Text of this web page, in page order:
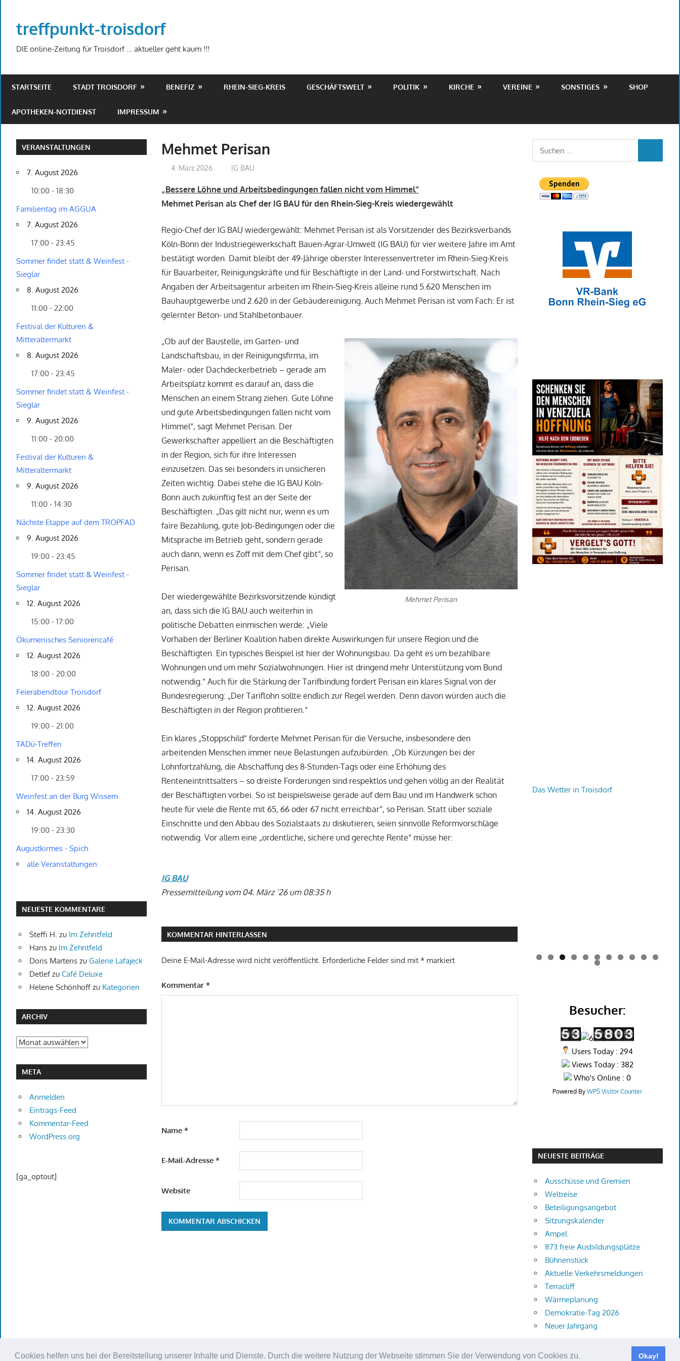
Cookies helfen uns bei der Bereitstellung unserer Inhalte und Dienste. Durch die weitere Nutzung der Webseite stimmen Sie der Verwendung von Cookies zu. Okay!
springen
treffpunkt-troisdorf
DIE online-Zeitung für Troisdorf … aktueller geht kaum !!!
STARTSEITE STADT TROISDORF BENEFIZ RHEIN-SIEG-KREIS GESCHÄFTSWELT POLITIK KIRCHE VEREINE SONSTIGES SHOP
APOTHEKEN-NOTDIENST IMPRESSUM
Mehmet Perisan
4. März 2026 treffpunkt
IG BAU
„Bessere Löhne und Arbeitsbedingungen fallen nicht vom Himmel“
Mehmet Perisan als Chef der IG BAUfür den Rhein-Sieg-Kreis wiedergewählt
Regio-Chef der IG BAU wiedergewählt: Mehmet Perisan ist als Vorsitzender des Bezirksverbands
Köln-Bonn der Industriegewerkschaft Bauen-Agrar-Umwelt (IG BAU) für vier weitere Jahre im Amt
bestätigt worden. Damit bleibt der 49-Jährige oberster Interessenvertreter im Rhein-Sieg-Kreis
für Bauarbeiter, Reinigungskräfte und für Beschäftigte in der Land- und Forstwirtschaft. Nach
Angaben der Arbeitsagentur arbeiten im Rhein-Sieg-Kreis alleine rund 5.620 Menschen im
Bauhauptgewerbe und 2.620 in der Gebäudereinigung. Auch Mehmet Perisan ist vom Fach: Er ist
gelernter Beton- und Stahlbetonbauer.
Mehmet Perisan
„Ob auf der Baustelle, im Garten- und
Landschaftsbau, in der Reinigungsfirma, im
Maler- oder Dachdeckerbetrieb – gerade am
Arbeitsplatz kommt es darauf an, dass die
Menschen an einem Strang ziehen. Gute Löhne
und gute Arbeitsbedingungen fallen nicht vom
Himmel“, sagt Mehmet Perisan. Der
Gewerkschafter appelliert an die Beschäftigten
in der Region, sich für ihre Interessen
einzusetzen. Das sei besonders in unsicheren
Zeiten wichtig. Dabei stehe die IG BAU Köln-
Bonn auch zukünftig fest an der Seite der
Beschäftigten. „Das gilt nicht nur, wenn es um
faire Bezahlung, gute Job-Bedingungen oder die
Mitsprache im Betrieb geht, sondern gerade
auch dann, wenn es Zoff mit dem Chef gibt“, so
Perisan.
Der wiedergewählte Bezirksvorsitzende kündigt
an, dass sich die IG BAU auch weiterhin in
politische Debatten einmischen werde: „Viele
Vorhaben der Berliner Koalition haben direkte Auswirkungen für unsere Region und die
Beschäftigten. Ein typisches Beispiel ist hier der Wohnungsbau. Da geht es um bezahlbare
Wohnungen und um mehr Sozialwohnungen. Hier ist dringend mehr Unterstützung vom Bund
notwendig.“ Auch für die Stärkung der Tarifbindung fordert Perisan ein klares Signal von der
Bundesregierung: „Der Tariflohn sollte endlich zur Regel werden. Denn davon würden auch die
Beschäftigten in der Region profitieren.“
Ein klares „Stoppschild“ forderte Mehmet Perisan für die Versuche, insbesondere den
arbeitenden Menschen immer neue Belastungen aufzubürden. „Ob Kürzungen bei der
Lohnfortzahlung, die Abschaffung des 8-Stunden-Tags oder eine Erhöhung des
Renteneintrittsalters – so dreiste Forderungen sind respektlos und gehen völlig an der Realität
der Beschäftigten vorbei. So ist beispielsweise gerade auf dem Bau und im Handwerk schon
heute für viele die Rente mit 65, 66 oder 67 nicht erreichbar“, so Perisan. Statt über soziale
Einschnitte und den Abbau des Sozialstaats zu diskutieren, seien sinnvolle Reformvorschläge
notwendig. Vor allem eine „ordentliche, sichere und gerechte Rente“ müsse her:
IG BAU
Pressemitteilung vom 04. März ’26 um 08:35 h
KOMMENTAR HINTERLASSEN
Deine E-Mail-Adresse wird nicht veröffentlicht. Erforderliche Felder sind mit* markiert
Kommentar*
Name*
E-Mail-Adresse*
Website
VERANSTALTUNGEN
7. August 2026
10:00 - 18:30
Familientag im AGGUA
7. August 2026
17:00 - 23:45
Sommer findet statt & Weinfest -
Sieglar
8. August 2026
11:00 - 22:00
Festival der Kulturen &
Mitteraltermarkt
8. August 2026
17:00 - 23:45
Sommer findet statt & Weinfest -
Sieglar
9. August 2026
11:00 - 20:00
Festival der Kulturen &
Mitteraltermarkt
9. August 2026
11:00 - 14:30
Nächste Etappe auf dem TROPFAD
9. August 2026
19:00 - 23:45
Sommer findet statt & Weinfest -
Sieglar
12. August 2026
15:00 - 17:00
Ökumenisches Seniorencafé
12. August 2026
18:00 - 20:00
Feierabendtour Troisdorf
12. August 2026
19:00 - 21:00
TADü-Treffen
14. August 2026
17:00 - 23:59
Weinfest an der Burg Wissem
14. August 2026
19:00 - 23:30
Augustkirmes - Spich
alle Veranstaltungen
NEUESTE KOMMENTARE
Steffi H. zu Im Zehntfeld
Hanszu Im Zehntfeld
Doris Martenszu Galerie Lafajeck
Detlefzu Café Deluxe
Helene Schönhoffzu Kategorien
ARCHIV
Archiv
META
Anmelden
Eintrags-Feed
Kommentar-Feed
WordPress.org
[ga_optout]
Das Wetter in Troisdorf
0 1
2
Besucher:
Users Today : 294
Views Today : 382
Who's Online : 0
Powered ByWPS Visitor Counter
NEUESTE BEITRÄGE
Ausschüsse und Gremien
Weltreise
Beteiligungsangebot
Sitzungskalender
Ampel
873 freie Ausbildungsplätze
Bühnenstück
Aktuelle Verkehrsmeldungen
Terracliff
Wärmeplanung
Demokratie-Tag 2026
Neuer Jahrgang